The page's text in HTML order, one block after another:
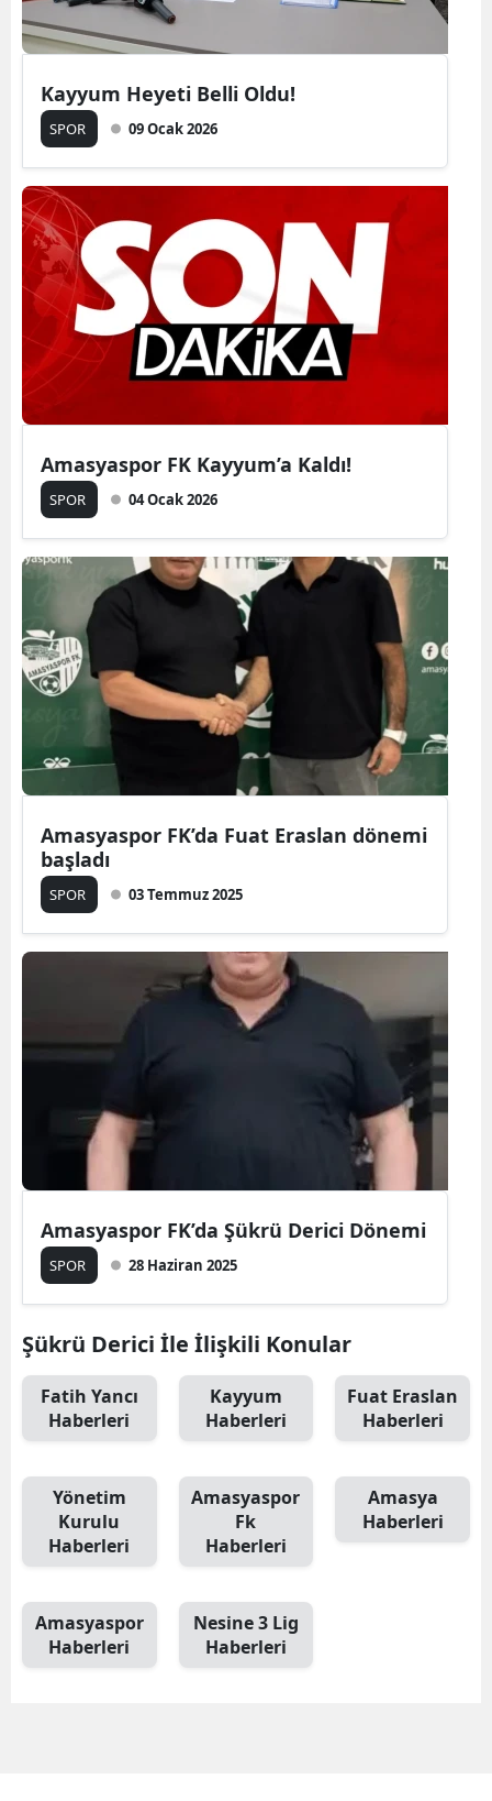
Kayyum Heyeti Belli Oldu!
SPOR 09 Ocak 2026
Amasyaspor FK Kayyum’a Kaldı!
SPOR 04 Ocak 2026
Amasyaspor FK’da Fuat Eraslan dönemi
başladı
SPOR 03 Temmuz 2025
Amasyaspor FK’da Şükrü Derici Dönemi
SPOR 28 Haziran 2025
Şükrü Derici İle İlişkili Konular
Fatih Yancı
Haberleri
Kayyum
Haberleri
Fuat Eraslan
Haberleri
Yönetim
Kurulu
Haberleri
Amasyaspor
Fk
Haberleri
Amasya
Haberleri
Amasyaspor
Haberleri
Nesine 3 Lig
Haberleri